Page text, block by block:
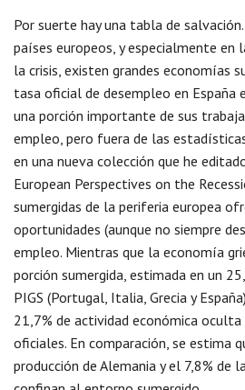
Por suerte hay una tabla de
países europeos, y especialmente en
la crisis, existen grandes economías
tasa oficial de desempleo en España
una porción importante de sus
empleo, pero fuera de las
en una nueva colección que he
European Perspectives on the
sumergidas de la periferia europea
oportunidades (aunque no siempre
empleo. Mientras que la economía
porción sumergida, estimada en un
PIGS (Portugal, Italia, Grecia y
21,7% de actividad económica
oficiales. En comparación, se estima
producción de Alemania y el 7,8% de